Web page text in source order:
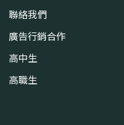
聯絡我們
廣告行銷合作
高中生
高職生